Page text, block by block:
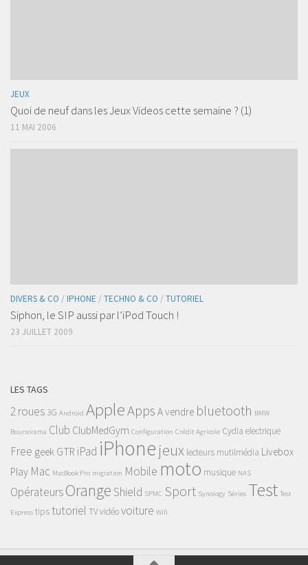
JEUX
Quoi de neuf dans les Jeux Videos cette semaine ? (1)
11 MAI 2006
DIVERS & CO / IPHONE / TECHNO & CO / TUTORIEL
Siphon, le SIP aussi par l’iPod Touch !
23 JUILLET 2009
LES TAGS
2 roues 3G Android AppleApps A vendre bluetooth BMW
Boursorama Club ClubMedGym Configuration Crédit Agricole Cydia electrique
Free geek GTR iPad iPhone jeux lecteurs mutilmédia Livebox
Play Mac MacBook Pro migration Mobile moto musique NAS
OpérateursOrangeShield SPMC Sport Synology Séries Test Test
Express tips tutoriel TVvidéovoiture Wifi